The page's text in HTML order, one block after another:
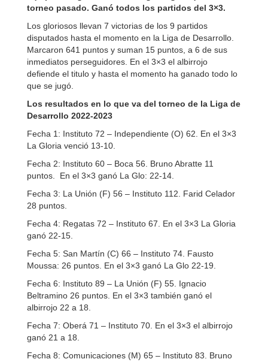
torneo pasado. Ganó todos los partidos del 3×3.
Los gloriosos llevan 7 victorias de los 9 partidos
disputados hasta el momento en la Liga de Desarrollo.
Marcaron 641 puntos y suman 15 puntos, a 6 de sus
inmediatos perseguidores. En el 3×3 el albirrojo
defiende el titulo y hasta el momento ha ganado todo lo
que se jugó.
Los resultados en lo que va del torneo de la Liga de
Desarrollo 2022-2023
Fecha 1: Instituto 72 – Independiente (O) 62. En el 3×3
La Gloria venció 13-10.
Fecha 2: Instituto 60 – Boca 56. Bruno Abratte 11
puntos. En el 3×3 ganó La Glo: 22-14.
Fecha 3: La Unión (F) 56 – Instituto 112. Farid Celador
28 puntos.
Fecha 4: Regatas 72 – Instituto 67. En el 3×3 La Gloria
ganó 22-15.
Fecha 5: San Martín (C) 66 – Instituto 74. Fausto
Moussa: 26 puntos. En el 3×3 ganó La Glo 22-19.
Fecha 6: Instituto 89 – La Unión (F) 55. Ignacio
Beltramino 26 puntos. En el 3×3 también ganó el
albirrojo 22 a 18.
Fecha 7: Oberá 71 – Instituto 70. En el 3×3 el albirrojo
ganó 21 a 18.
Fecha 8: Comunicaciones (M) 65 – Instituto 83. Bruno